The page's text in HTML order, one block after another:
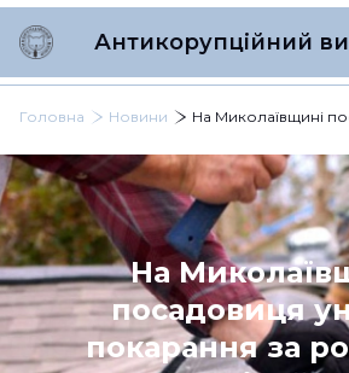
Антикорупційний
Головна Новини
На
посадовиця
покарання за